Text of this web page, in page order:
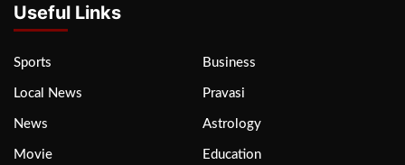
Useful Links
Sports Business
Local News Pravasi
News Astrology
Movie Education